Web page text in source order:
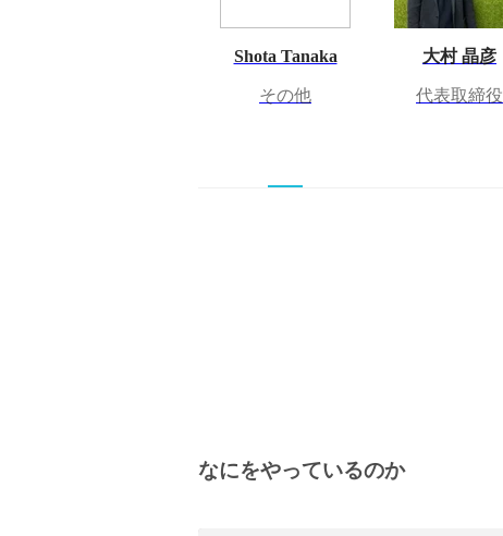
Shota Tanaka
その他
大村 晶彦
代表取締役
なにをやっているのか